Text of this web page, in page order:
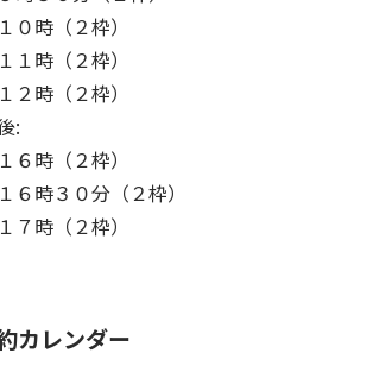
０時（２枠）
１時（２枠）
２時（２枠）
後:
６時（２枠）
６時３０分（２枠）
７時（２枠）
カレンダー